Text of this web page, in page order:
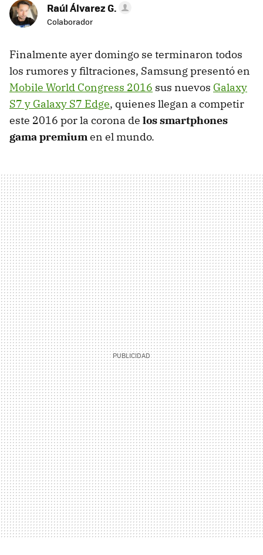
Raúl Álvarez G.
Colaborador
Finalmente ayer domingo se terminaron todos
los rumores y filtraciones, Samsung presentó en
Mobile World Congress 2016 sus nuevos Galaxy
S7 y Galaxy S7 Edge, quienes llegan a competir
este 2016 por la corona de los smartphones
gama premiumen el mundo.